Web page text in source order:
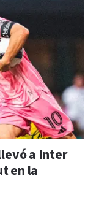
a Inter
en la